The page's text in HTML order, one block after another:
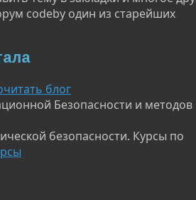
codeby один из старейших
блог
Безопасности и методов
безопасности. Курсы по